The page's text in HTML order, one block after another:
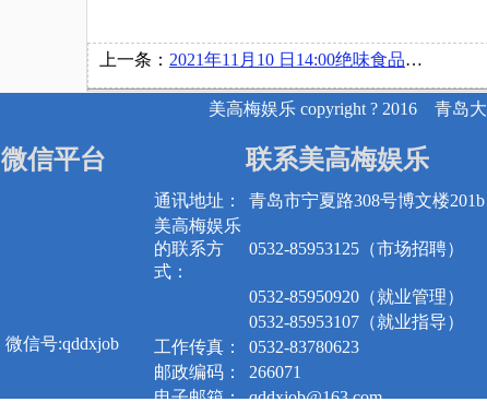
上一条： 2021年11月10 日14:00绝味食品股份有限公司举办线上宣讲会
美高梅娱乐 copyright ? 2016 青岛
微信平台
微信号:qddxjob
联系美高梅娱乐
通讯地址：
青岛市宁夏路308号博文楼201b
美高梅娱乐
的联系方
式：
0532-85953125（市场招聘）
0532-85950920（就业管理）
0532-85953107（就业指导）
工作传真：
0532-83780623
邮政编码：
266071
电子邮箱： qddxjob@163.com